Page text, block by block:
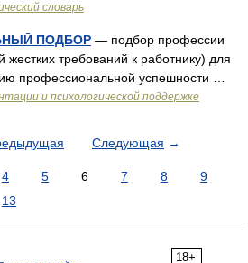
словарь
ПОДБОР — подбор профессии
требований к работнику) для
профессиональной успешности …
и психологической поддержке
Следующая →
4 5 6 7 8
9
13
18+